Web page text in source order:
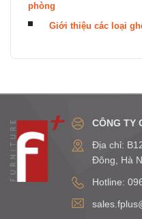
phòng
Giới thiệu các loại
CÔNG TY
Địa chỉ:
Đông, Hà
Hotline: